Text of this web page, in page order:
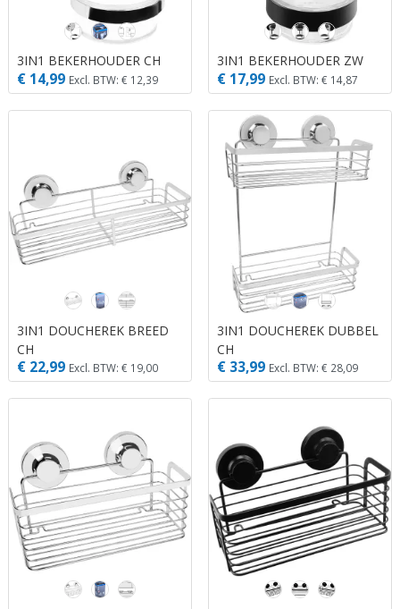
3IN1 BEKERHOUDER CH
€ 14,99 Excl. BTW: € 12,39
3IN1 BEKERHOUDER ZW
€ 17,99 Excl. BTW: € 14,87
3IN1 DOUCHEREK BREED
CH
€ 22,99 Excl. BTW: € 19,00
3IN1 DOUCHEREK DUBBEL
CH
€ 33,99 Excl. BTW: € 28,09